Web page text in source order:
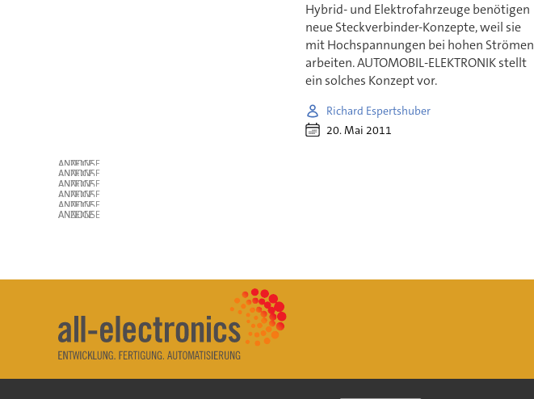
Hybrid- und Elektrofahrzeuge benötigen
neue Steckverbinder-Konzepte, weil sie
mit Hochspannungen bei hohen Strömen
arbeiten. AUTOMOBIL-ELEKTRONIK stellt
ein solches Konzept vor.
Richard Espertshuber
20. Mai 2011
ANZEIGE
ANZEIGE
ANZEIGE
ANZEIGE
ANZEIGE
ANZEIGE